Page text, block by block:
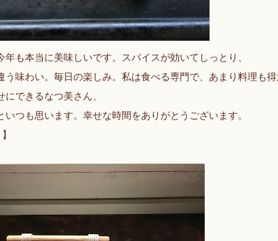
年も本当に美味しいです。スパイスが効いてしっとり、
う味わい。毎日の楽しみ。私は食べる専門で、あまり料理も得
できるなつ美さん、
いつも思います。幸せな時間をありがとうございます。